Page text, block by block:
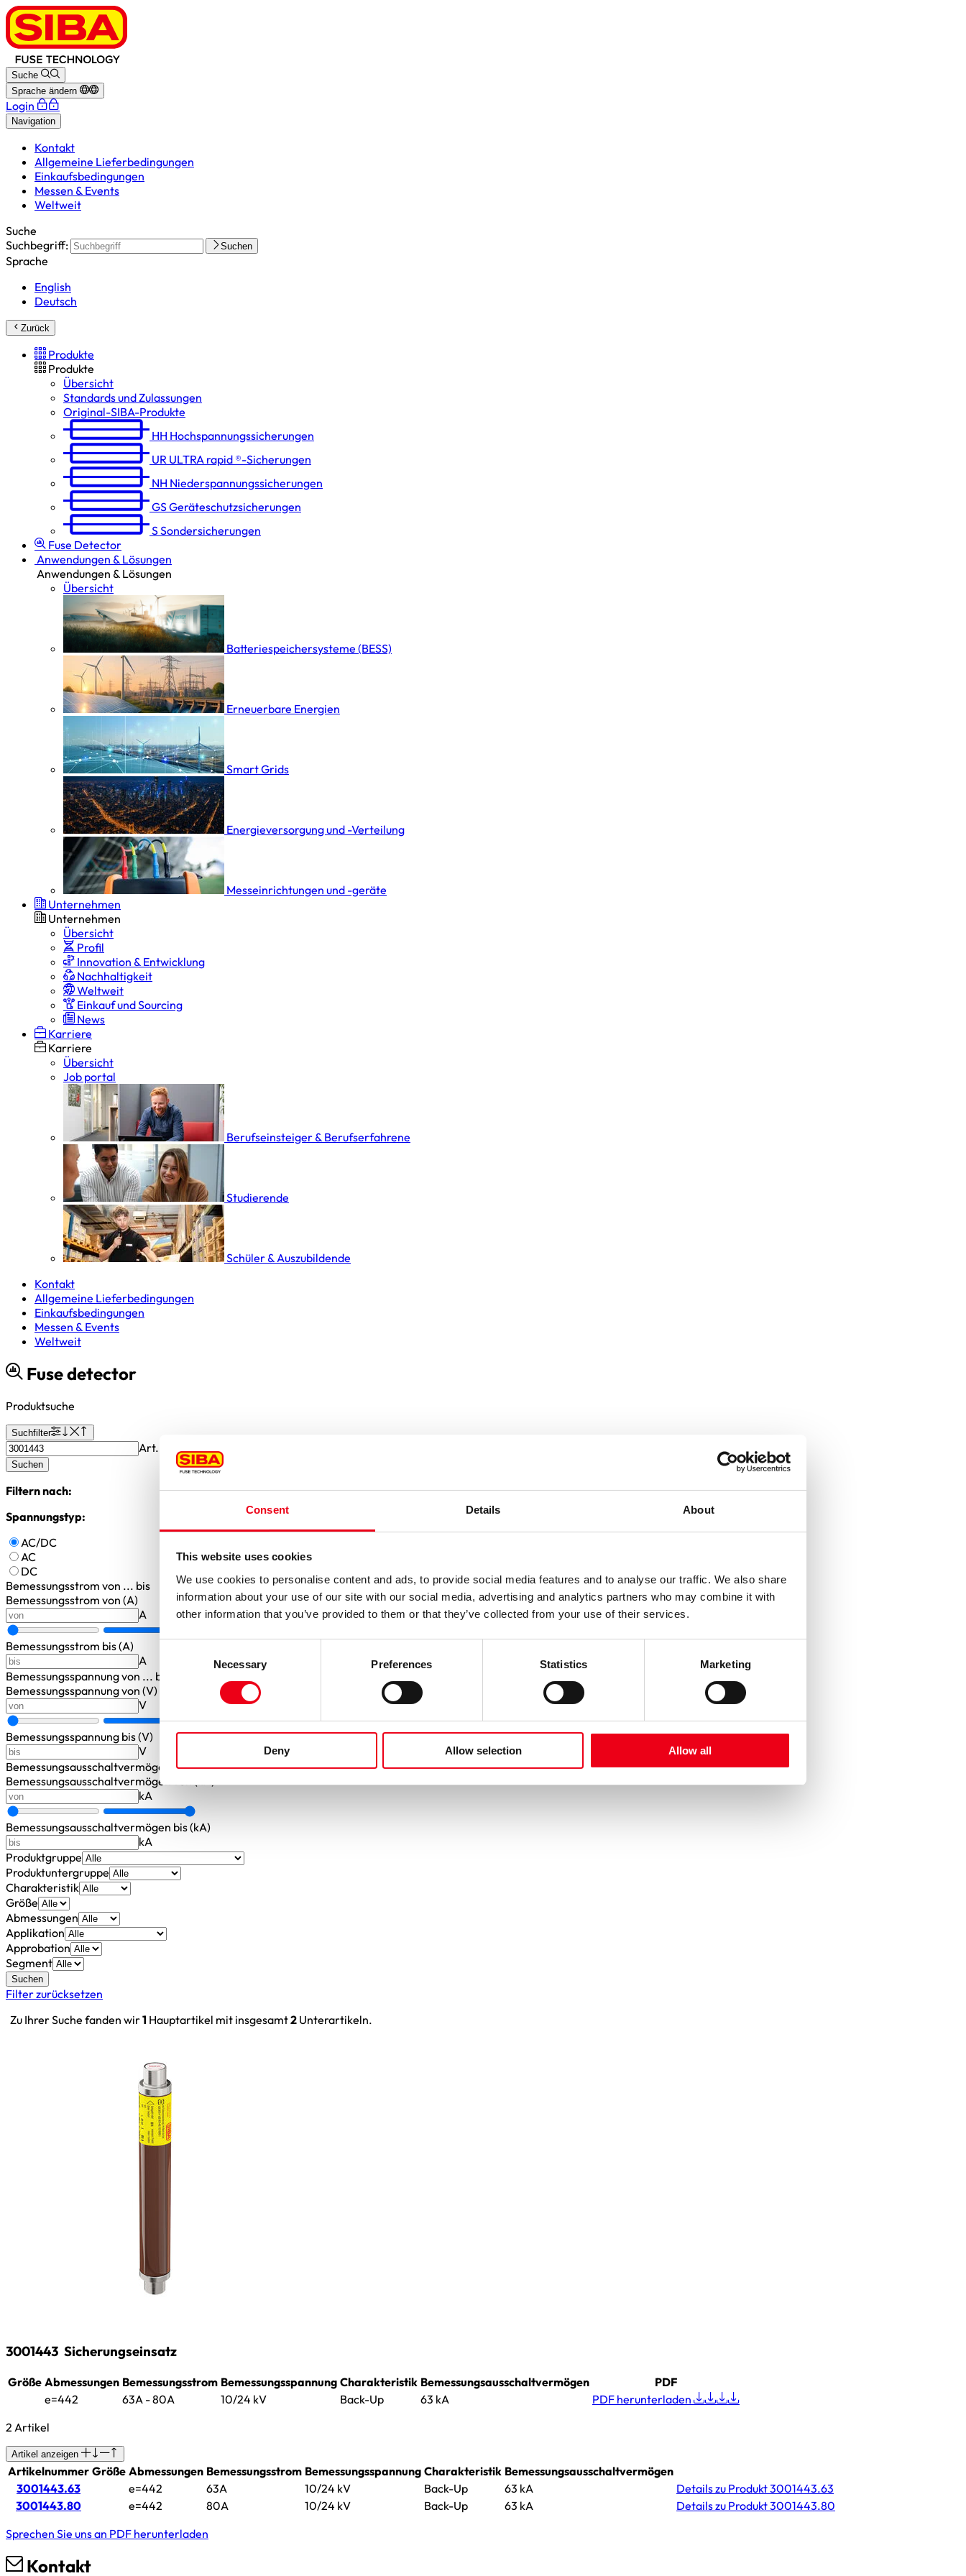
Consent Details About
This website uses cookies
We use cookies to personalise content and ads, to provide social media features and to analyse our traffic. We also share
information about your use of our site with our social media, advertising and analytics partners who may combine it with
other information that you’ve provided to them or that they’ve collected from your use of their services.
Necessary Preferences Statistics Marketing
Deny Allow selection Allow all
Suche
Sprache ändern
Login
Navigation
Kontakt
Allgemeine Lieferbedingungen
Einkaufsbedingungen
Messen & Events
Weltweit
Suche
Suchbegriff:
Suchen
Sprache
English
Deutsch
Zurück
Produkte
Produkte
Übersicht
Standards und Zulassungen
Original-SIBA-Produkte
HH Hochspannungs­sicherungen
UR ULTRA rapid ®-Sicherungen
NH Niederspannungs­sicherungen
GSGeräteschutz­sicherungen
SSondersicherungen
Fuse Detector
Anwendungen & Lösungen
Anwendungen & Lösungen
Übersicht
Batterie­speicher­systeme (BESS)
Erneuerbare Energien
Smart Grids
Energieversorgung und -Verteilung
Messeinrichtungen und -geräte
Unternehmen
Unternehmen
Übersicht
Profil
Innovation & Entwicklung
Nachhaltigkeit
Weltweit
Einkauf und Sourcing
News
Karriere
Karriere
Übersicht
Job portal
Berufseinsteiger & Berufserfahrene
Studierende
Schüler & Auszubildende
Kontakt
Allgemeine Lieferbedingungen
Einkaufsbedingungen
Messen & Events
Weltweit
Fuse detector
Produktsuche
Suchfilter
Art.-Nr oder gesuchte Werte oder Suchbegriffe eintragen
Suchen
Filtern nach:
Spannungstyp:
AC/DC
AC
DC
Bemessungsstrom von ... bis
Bemessungsstrom von (A)
A
Bemessungsstrom bis (A)
A
Bemessungsspannungvon ... bis
Bemessungsspannung von (V)
V
Bemessungsspannung bis (V)
V
Bemessungsausschaltvermögen
von ... bis
Bemessungsausschaltvermögen von (kA)
kA
Bemessungsausschaltvermögen bis (kA)
kA
Produktgruppe
Produktuntergruppe
Charakteristik
Größe
Abmessungen
Applikation
Approbation
Segment
Suchen
Filter zurücksetzen
Zu Ihrer Suche fanden wir1 Hauptartikel mit insgesamt2 Unterartikeln.
3001443 Sicherungseinsatz
Größe Abmessungen Bemessungsstrom Bemessungsspannung Charakteristik Bemessungsausschaltvermögen
PDF
e=442
63A - 80A 10/24 kV Back-Up 63 kA
PDF herunterladen
2 Artikel
Artikel anzeigen
Artikelnummer Größe Abmessungen Bemessungsstrom Bemessungsspannung Charakteristik Bemessungsausschaltvermögen
3001443.63
e=442 63A 10/24 kV Back-Up 63 kA Detailszu Produkt 3001443.63
3001443.80
e=442 80A 10/24 kV Back-Up 63 kA Detailszu Produkt 3001443.80
Sprechen Sie uns an PDF herunterladen
Kontakt